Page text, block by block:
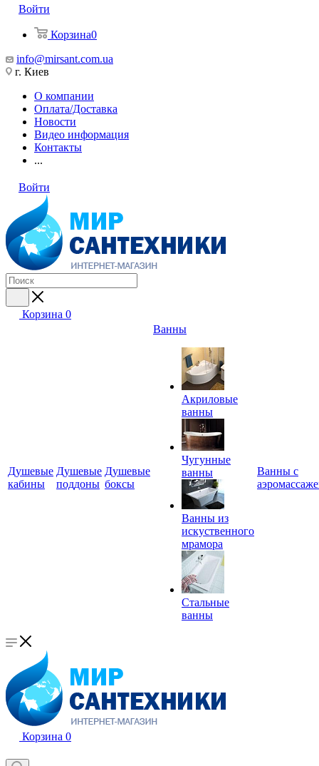
Войти
Корзина0
info@mirsant.com.ua
г. Киев
О компании
Оплата/Доставка
Новости
Видео информация
Контакты
...
Войти
Корзина 0
Душевые
кабины
Душевые
поддоны
Душевые
боксы
Ванны
Акриловые
ванны
Чугунные
ванны
Ванны из
искуственного
мрамора
Стальные
ванны
Ванны с
Корзина 0